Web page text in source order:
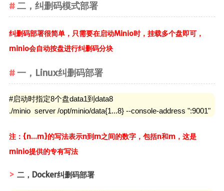
二，纠删码模式部署
纠删码部署很简单，只需要在启动Minio时，挂载多个盘即可，
minio会自动按盘进行纠删码分块
一，Linux纠删码部署
#启动时指定8个盘data1到data8
./minio  server /opt/minio/data{1...8} --console-address ":9001"
注：{n...m}的写法表示n到m之间的数字，包括n和m，这是
minio提供的专有写法
二，Docker纠删码部署